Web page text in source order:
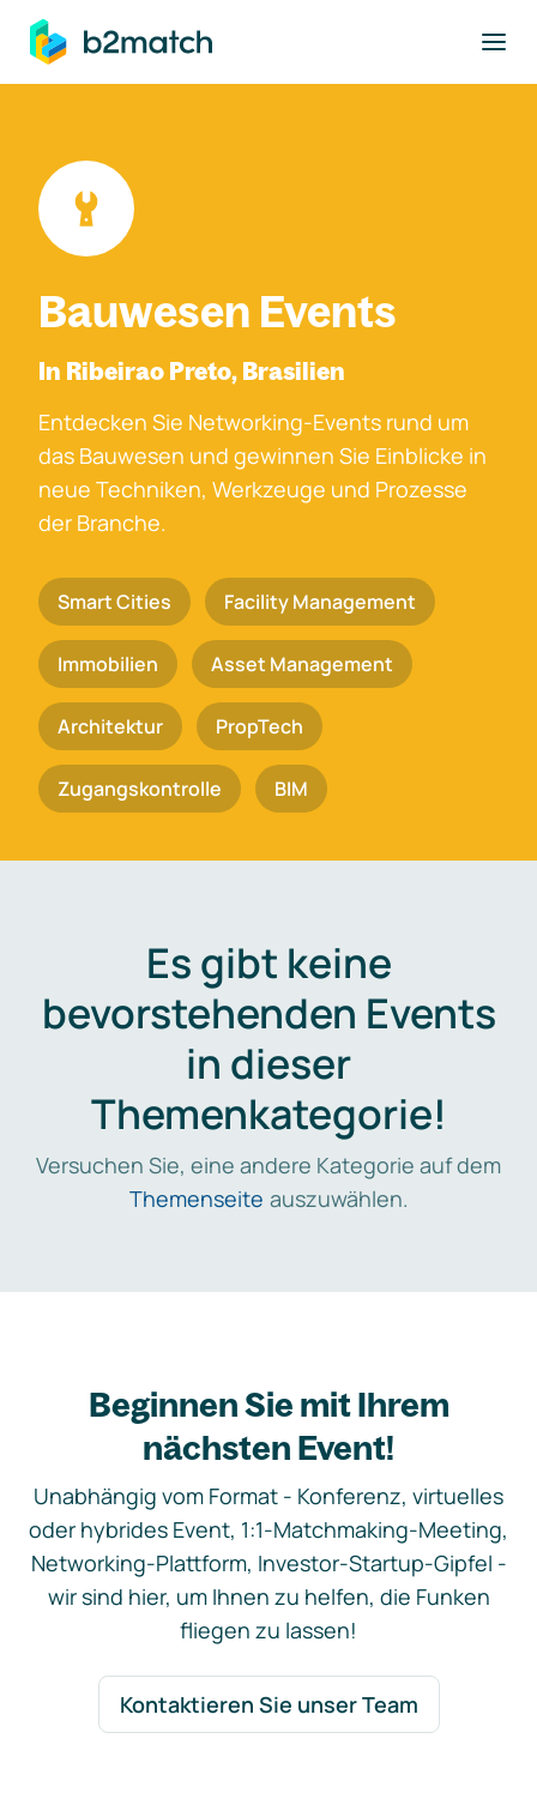
springen
Bauwesen Events
In Ribeirao Preto, Brasilien
Entdecken Sie Networking-Events rund um
das Bauwesen und gewinnen Sie Einblicke in
neue Techniken, Werkzeuge und Prozesse
der Branche.
Smart Cities Facility Management
Immobilien Asset Management
Architektur PropTech
Zugangskontrolle BIM
Es gibt keine
bevorstehenden Events
in dieser
Themenkategorie!
Versuchen Sie, eine andere Kategorie auf dem
Themenseite auszuwählen.
Beginnen Sie mit Ihrem
nächsten Event!
Unabhängig vom Format - Konferenz, virtuelles
oder hybrides Event, 1:1-Matchmaking-Meeting,
Networking-Plattform, Investor-Startup-Gipfel -
wir sind hier, um Ihnen zu helfen, die Funken
fliegen zu lassen!
Kontaktieren Sie unser Team